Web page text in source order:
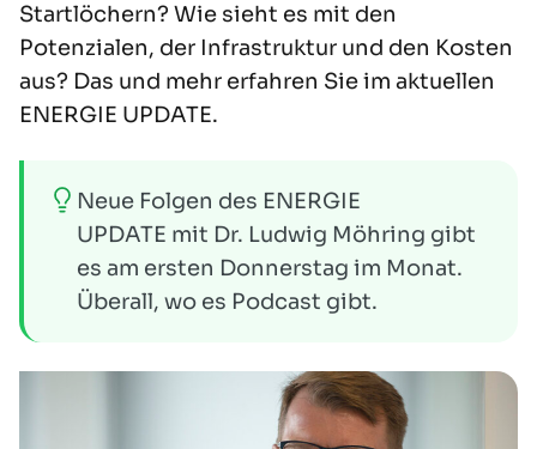
Startlöchern? Wie sieht es mit den
Potenzialen, der Infrastruktur und den Kosten
aus? Das und mehr erfahren Sie im aktuellen
ENERGIE UPDATE.
Neue Folgen des ENERGIE
UPDATE mit Dr. Ludwig Möhring gibt
es am ersten Donnerstag im Monat.
Überall, wo es Podcast gibt.